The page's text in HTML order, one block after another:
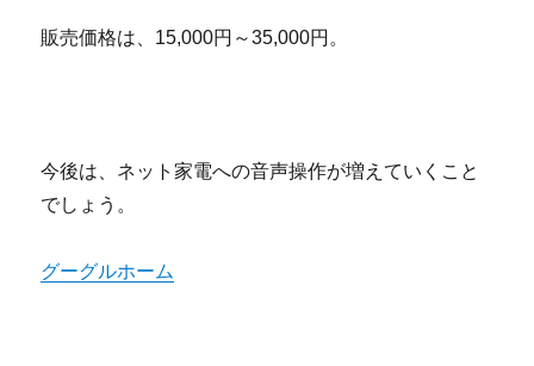
販売価格は、15,000円～35,000円。
今後は、ネット家電への音声操作が増えていくこと
でしょう。
グーグルホーム